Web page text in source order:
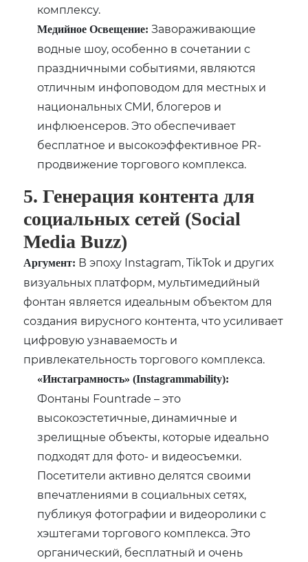
комплексу.
Медийное Освещение: Завораживающие
водные шоу, особенно в сочетании с
праздничными событиями, являются
отличным инфоповодом для местных и
национальных СМИ, блогеров и
инфлюенсеров. Это обеспечивает
бесплатное и высокоэффективное PR-
продвижение торгового комплекса.
5. Генерация контента для
социальных сетей (Social
Media Buzz)
Аргумент: В эпоху Instagram, TikTok и других
визуальных платформ, мультимедийный
фонтан является идеальным объектом для
создания вирусного контента, что усиливает
цифровую узнаваемость и
привлекательность торгового комплекса.
«Инстаграмность» (Instagrammability):
Фонтаны Fountrade – это
высокоэстетичные, динамичные и
зрелищные объекты, которые идеально
подходят для фото- и видеосъемки.
Посетители активно делятся своими
впечатлениями в социальных сетях,
публикуя фотографии и видеоролики с
хэштегами торгового комплекса. Это
органический, бесплатный и очень